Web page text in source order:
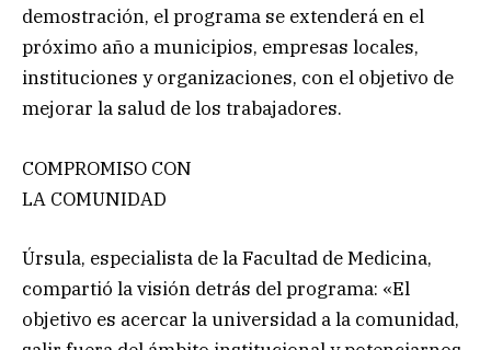
demostración, el programa se extenderá en el
próximo año a municipios, empresas locales,
instituciones y organizaciones, con el objetivo de
mejorar la salud de los trabajadores.
COMPROMISO CON
LA COMUNIDAD
Úrsula, especialista de la Facultad de Medicina,
compartió la visión detrás del programa: «El
objetivo es acercar la universidad a la comunidad,